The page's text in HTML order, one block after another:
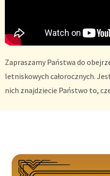
Zapraszamy Państwa do
letniskowych całorocznych.
nich znajdziecie Państwo to,